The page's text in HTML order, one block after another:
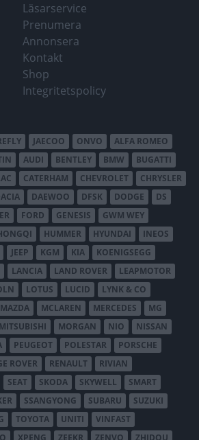
Läsarservice
Prenumera
Annonsera
Kontakt
Shop
Integritetspolicy
JAECOO ONVO
ALFA ROMEO
AUDI BENTLEY BMW
BUGATTI
CATERHAM CHEVROLET
CHRYSLER
DAEWOO DFSK DODGE
DS
FORD GENESIS
GWM WEY
HUMMER HYUNDAI
INEOS
JEEP KGM KIA
KOENIGSEGG
LANCIA LAND ROVER
LEAPMOTOR
LOTUS LUCID
LYNK & CO
MAZDA MCLAREN MERCEDES
MG
MITSUBISHI MORGAN NIO
NISSAN
PEUGEOT POLESTAR
PORSCHE
ROVER RENAULT
RIVIAN
SEAT SKODA SKYWELL
SMART
SSANGYONG SUBARU
SUZUKI
TOYOTA UNITI
VINFAST
XPENG ZEEKR ZENVO ZHIDOU